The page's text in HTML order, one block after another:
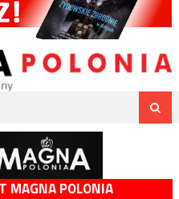
MAGNA POLONIA